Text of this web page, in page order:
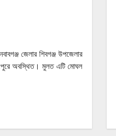
জেলার শিবগঞ্জ উপজেলার
অবস্থিত। মুলত এটি মোঘল